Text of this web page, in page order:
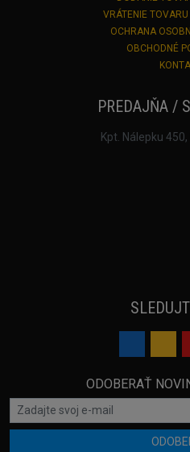
VRÁTENIE
OCHRANA
OBCHODNÉ
PREDAJŇA /
Kpt. Nálepku
ODOBERAŤ